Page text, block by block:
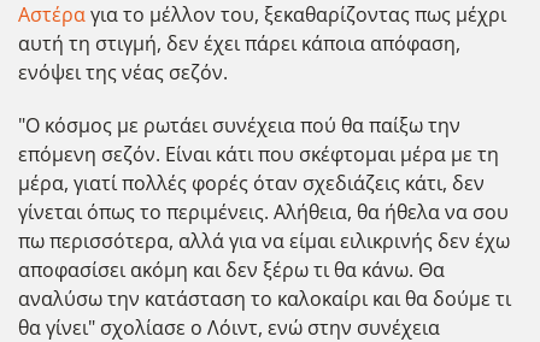
Αστέραγια το μέλλον του, ξεκαθαρίζοντας πως μέχρι
αυτή τη στιγμή, δεν έχει πάρει κάποια απόφαση,
ενόψει της νέας σεζόν.
"Ο κόσμος με ρωτάει συνέχεια πού θα παίξω την
επόμενη σεζόν. Είναι κάτι που σκέφτομαι μέρα με τη
μέρα, γιατί πολλές φορές όταν σχεδιάζεις κάτι, δεν
γίνεται όπως το περιμένεις. Αλήθεια, θα ήθελα να σου
πω περισσότερα, αλλά για να είμαι ειλικρινής δεν έχω
αποφασίσει ακόμη και δεν ξέρω τι θα κάνω. Θα
αναλύσω την κατάσταση το καλοκαίρι και θα δούμε τι
θα γίνει" σχολίασε ο Λόιντ, ενώ στην συνέχεια